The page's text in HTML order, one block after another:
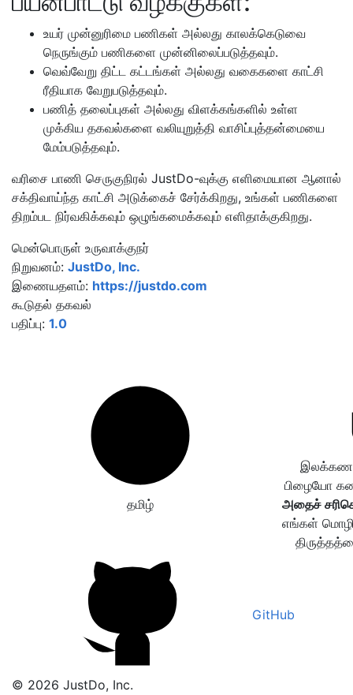
உயர் முன்னுரிமை பணிகள் அல்லது காலக்கெடுவை
நெருங்கும் பணிகளை முன்னிலைப்படுத்தவும்.
வெவ்வேறு திட்ட கட்டங்கள் அல்லது வகைகளை காட்சி
ரீதியாக வேறுபடுத்தவும்.
பணித் தலைப்புகள் அல்லது விளக்கங்களில் உள்ள
முக்கிய தகவல்களை வலியுறுத்தி வாசிப்புத்தன்மையை
மேம்படுத்தவும்.
வரிசை பாணி செருகுநிரல் JustDo-வுக்கு எளிமையான ஆனால்
சக்திவாய்ந்த காட்சி அடுக்கைச் சேர்க்கிறது, உங்கள் பணிகளை
திறம்பட நிர்வகிக்கவும் ஒழுங்கமைக்கவும் எளிதாக்குகிறது.
மென்பொருள் உருவாக்குநர்
நிறுவனம்: JustDo, Inc.
இணையதளம்: https://justdo.com
கூடுதல் தகவல்
பதிப்பு: 1.0
தமிழ்
இலக்கணப்
பிழையோ
அதைச்
எங்கள் மொழி
GitHub
© 2026 JustDo, Inc.